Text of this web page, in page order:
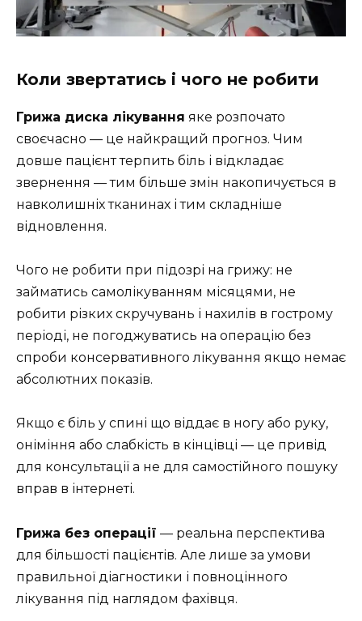
Коли звертатись і чого не робити
Грижа диска лікування яке розпочато
своєчасно — це найкращий прогноз. Чим
довше пацієнт терпить біль і відкладає
звернення — тим більше змін накопичується в
навколишніх тканинах і тим складніше
відновлення.
Чого не робити при підозрі на грижу: не
займатись самолікуванням місяцями, не
робити різких скручувань і нахилів в гострому
періоді, не погоджуватись на операцію без
спроби консервативного лікування якщо немає
абсолютних показів.
Якщо є біль у спині що віддає в ногу або руку,
оніміння або слабкість в кінцівці — це привід
для консультації а не для самостійного пошуку
вправ в інтернеті.
Грижа без операції — реальна перспектива
для більшості пацієнтів. Але лише за умови
правильної діагностики і повноцінного
лікування під наглядом фахівця.